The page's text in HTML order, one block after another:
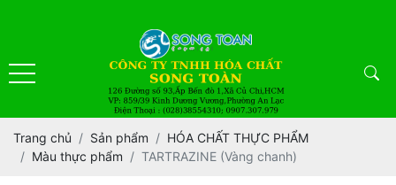
Trang chủ Sản phẩm
HÓA CHẤT THỰC PHẨM
Màu thực phẩm
TARTRAZINE (Vàng chanh)